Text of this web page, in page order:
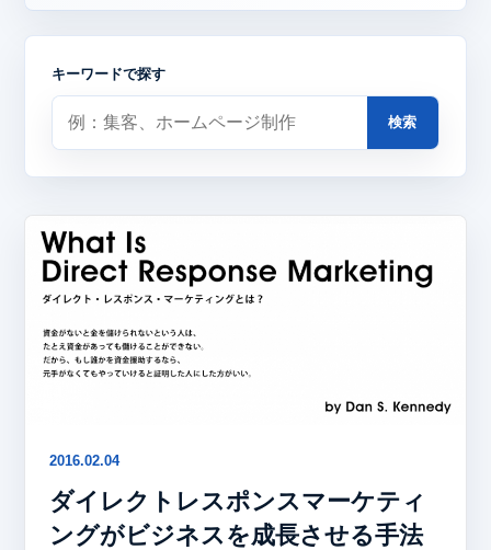
キーワードで探す
検索
2016.02.04
ダイレクトレスポンスマーケティ
ングがビジネスを成長させる手法